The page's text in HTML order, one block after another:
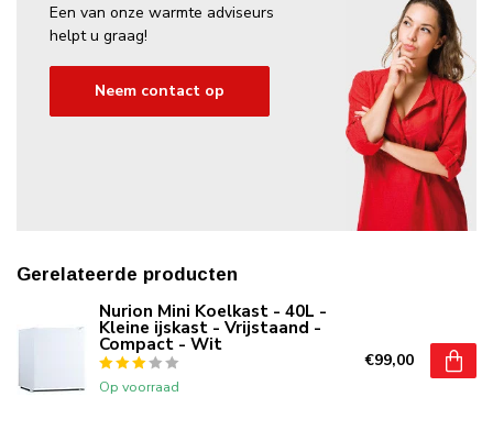
Een van onze warmte adviseurs
helpt u graag!
Neem contact op
Gerelateerde producten
Nurion Mini Koelkast - 40L -
Kleine ijskast - Vrijstaand -
Compact - Wit
Op voorraad
€99,00